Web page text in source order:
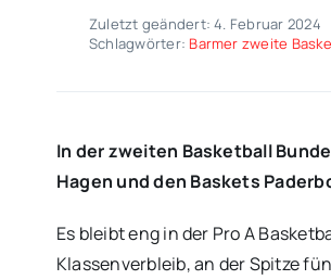
Zuletzt geändert: 4. Februar 2024
Schlagwörter: Barmer zweite
In der zweiten Basketball
Hagen und den Baskets
Es bleibt eng in der Pro A
Klassenverbleib, an der Spitze